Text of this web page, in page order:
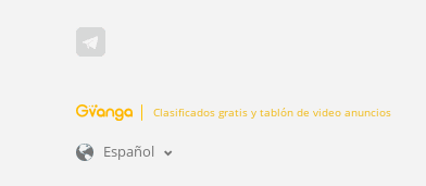
Clasificados gratis y tablón de video anuncios
Español